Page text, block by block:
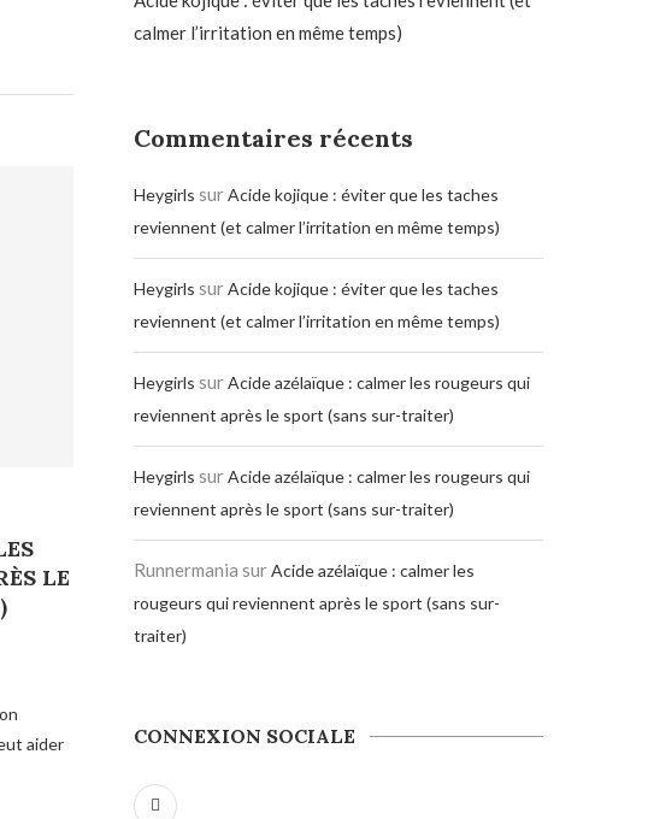
LE
aider
calmer l’irritation en même temps)
Commentaires récents
Heygirls surAcide kojique : éviter que les taches
reviennent (et calmer l’irritation en même temps)
Heygirls surAcide kojique : éviter que les taches
reviennent (et calmer l’irritation en même temps)
Heygirls surAcide azélaïque : calmer les rougeurs qui
reviennent après le sport (sans sur-traiter)
Heygirls surAcide azélaïque : calmer les rougeurs qui
reviennent après le sport (sans sur-traiter)
Runnermania surAcide azélaïque : calmer les
rougeurs qui reviennent après le sport (sans sur-
traiter)
CONNEXION SOCIALE